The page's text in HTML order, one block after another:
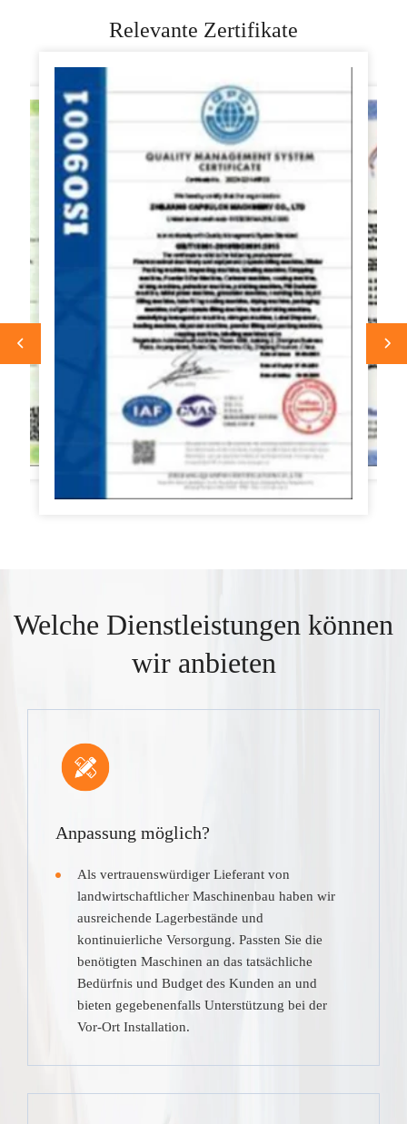
Relevante Zertifikate
Welche Dienstleistungen können
wir anbieten
Anpassung möglich?
Als vertrauenswürdiger Lieferant von
landwirtschaftlicher Maschinenbau haben wir
ausreichende Lagerbestände und
kontinuierliche Versorgung. Passten Sie die
benötigten Maschinen an das tatsächliche
Bedürfnis und Budget des Kunden an und
bieten gegebenenfalls Unterstützung bei der
Vor-Ort Installation.